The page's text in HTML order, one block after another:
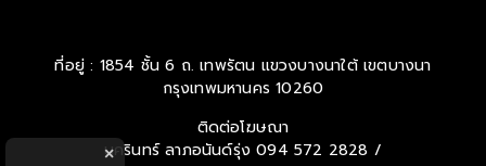
ที่อยู่ : 1854 ชั้น 6 ถ. เทพรัตน แขวงบางนาใต้ เขตบางนา
กรุงเทพมหานคร 10260
ติดต่อโฆษณา
นครินทร์ ลาภอนันด์รุ่ง 094 572 2828 /
×